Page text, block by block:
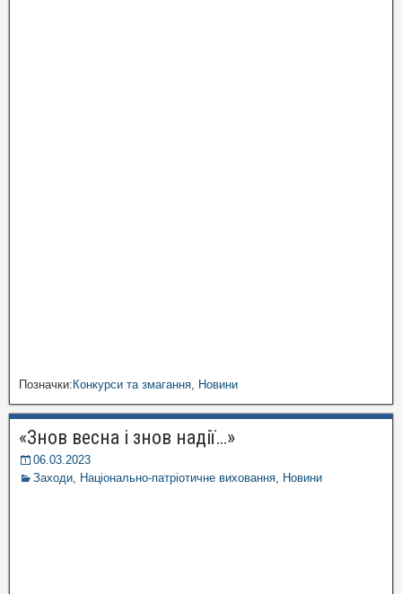
Позначки:Конкурси та змагання Новини
«Знов весна і знов надії…»
06.03.2023
Заходи Національно-патріотичне виховання Новини